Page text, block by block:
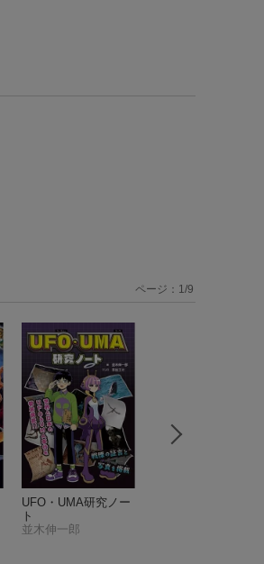
UFO・UMA研究ノー
ト
並木伸一郎
ページ： 1 /9